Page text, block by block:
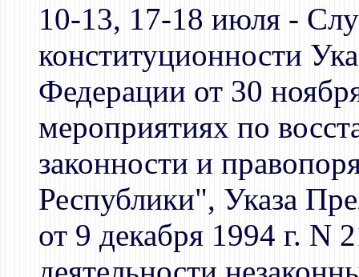
10-13, 17-18 июля -
конституционности
Федерации от 30
мероприятиях по
законности и
Республики", Указа
от 9 декабря 1994 г. N